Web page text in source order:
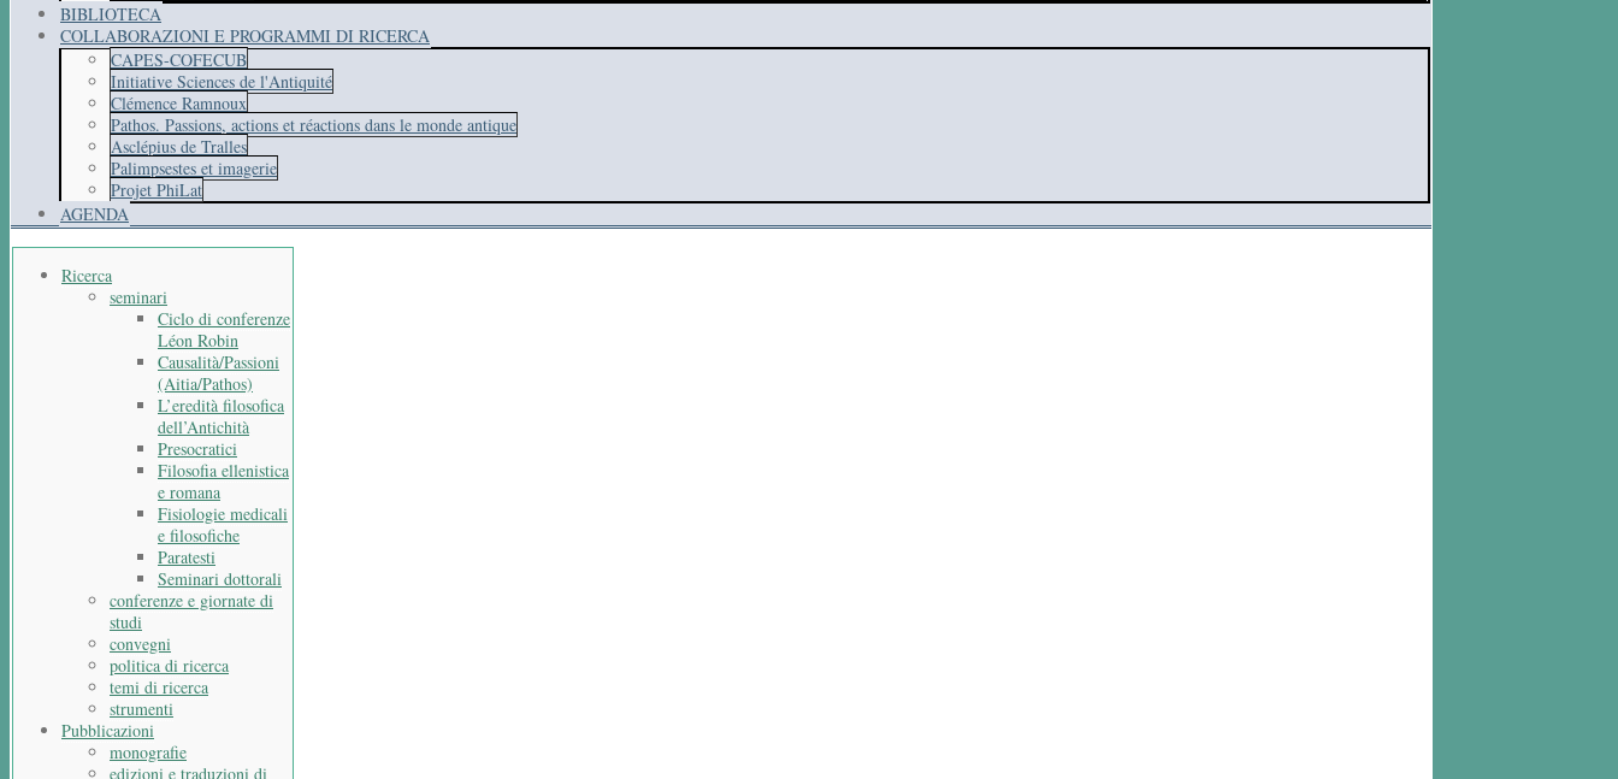
BIBLIOTECA
COLLABORAZIONI E PROGRAMMI DI RICERCA
CAPES-COFECUB
Initiative Sciences de l'Antiquité
Clémence Ramnoux
Pathos. Passions, actions et réactions dans le monde antique
Asclépius de Tralles
Palimpsestes et imagerie
Projet PhiLat
AGENDA
Ricerca
seminari
Ciclo di conferenze
Léon Robin
Causalità/Passioni
(Aitia/Pathos)
L’eredità filosofica
dell’Antichità
Presocratici
Filosofia ellenistica
e romana
Fisiologie medicali
e filosofiche
Paratesti
Seminari dottorali
conferenze e giornate di
studi
convegni
politica di ricerca
temi di ricerca
strumenti
Pubblicazioni
monografie
edizioni e traduzioni di